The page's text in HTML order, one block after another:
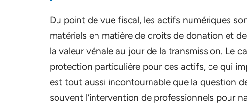
Du point de vue fiscal, les actifs numériques
matériels en matière de droits de donation et
la valeur vénale au jour de la transmission. Le
protection particulière pour ces actifs, ce qui
est tout aussi incontournable que la question
souvent l’intervention de professionnels pour